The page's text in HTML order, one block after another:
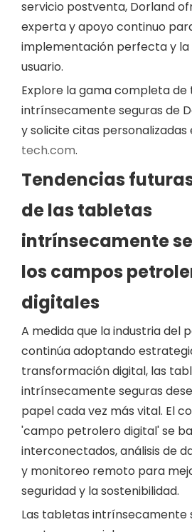
servicio postventa, Dorland
experta y apoyo continuo
implementación perfecta y la
usuario.
Explore la gama completa
intrínsecamente seguras de
y solicite citas personalizadas
tech.com.
Tendencias
de las tabletas
intrínsecamente
los campos
digitales
A medida que la industria del
continúa adoptando
transformación digital, las
intrínsecamente seguras
papel cada vez más vital. El
'campo petrolero digital' se
interconectados, análisis de
y monitoreo remoto para
seguridad y la sostenibilidad.
Las tabletas intrínsecamente